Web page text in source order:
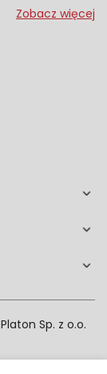
w naszej
na
przed
Zobacz więcej
Platon Sp. z o.o.